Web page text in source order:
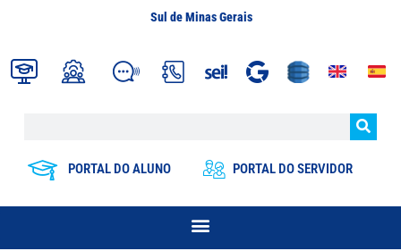
Sul de Minas Gerais
PORTAL DO ALUNO PORTAL DO SERVIDOR